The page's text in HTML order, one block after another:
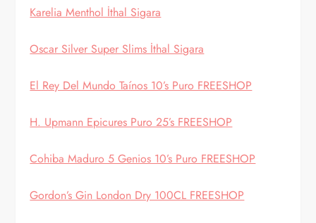
Karelia Menthol İthal Sigara
Oscar Silver Super Slims İthal Sigara
El Rey Del Mundo Taínos 10’s Puro FREESHOP
H. Upmann Epicures Puro 25’s FREESHOP
Cohiba Maduro 5 Genios 10’s Puro FREESHOP
Gordon’s Gin London Dry 100CL FREESHOP